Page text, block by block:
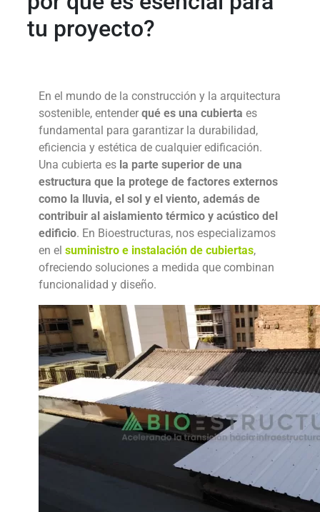
tu proyecto?
En el mundo de la construcción y la arquitectura
sostenible, entenderqué es una cubierta es
fundamental para garantizar la durabilidad,
eficiencia y estética de cualquier edificación.
Una cubierta es la parte superior de una
estructura que la protege de factores externos
como la lluvia, el sol y el viento, además de
contribuir al aislamiento térmico y acústico del
edificio. En Bioestructuras, nos especializamos
en el suministro e instalación de cubiertas,
ofreciendo soluciones a medida que combinan
funcionalidad y diseño.